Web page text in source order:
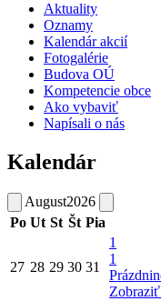
Aktuality
Oznamy
Kalendár akcií
Fotogalérie
Budova OÚ
Kompetencie obce
Ako vybaviť
Napísali o nás
Kalendár
August2026
Po Ut St Št Pia
27 28 29 30 31
1
1
Zobraziť